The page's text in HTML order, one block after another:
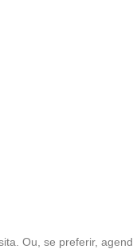
Ou, se preferir,